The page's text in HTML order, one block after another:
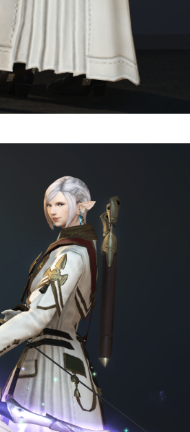
五分袖
七分袖
八分袖
イシュガルド風デザイン
アジムステップ風デザイン
マント
ローライズ
スカート
ミニスカート